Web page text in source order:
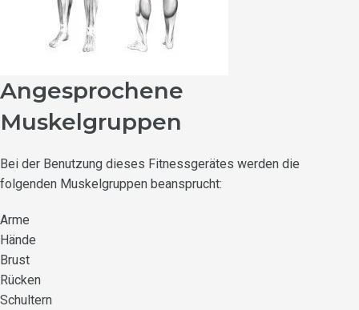
Angesprochene
Muskelgruppen
Bei der Benutzung dieses Fitnessgerätes werden die
folgenden Muskelgruppen beansprucht:
Arme
Hände
Brust
Rücken
Schultern